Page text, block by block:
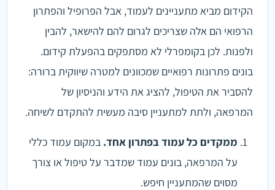
הקידום מביא מתעניינים לעמוד, אבל הפרופיל והפתרון
הרפואי הם אלה שצריכים לגרום להם להישאר, להבין
ולפנות. לכן בקומפרלי לא מסתפקים בהפעלת קידום.
בונים פתרונות רפואיים שמכוונים למטרה שיווקית ברורה:
להסביר את הטיפול, להציג את הידע והניסיון של
המרפאה, ולתת למתעניין סיבה מעשית להתקדם לשיחה.
ממקדים כל עמוד בפתרון אחד. במקום עמוד כללי
על המרפאה, בונים עמוד שמדבר על טיפול או צורך
מסוים שהמתעניין חיפש.